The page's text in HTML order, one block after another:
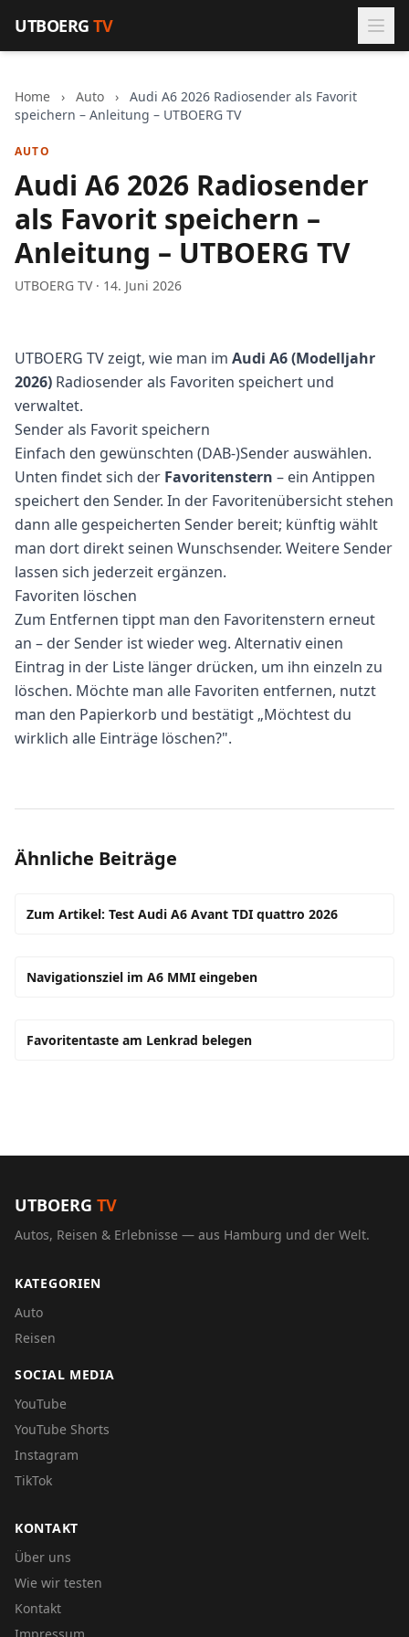
UTBOERGTV
Home › Auto ›
Audi A6 2026 Radiosender als Favorit
speichern – Anleitung – UTBOERG TV
AUTO
Audi A6 2026 Radiosender
als Favorit speichern –
Anleitung – UTBOERG TV
UTBOERG TV · 14. Juni 2026
UTBOERG TV zeigt, wie man im Audi A6 (Modelljahr
2026) Radiosender als Favoriten speichert und
verwaltet.
Sender als Favorit speichern
Einfach den gewünschten (DAB-)Sender auswählen.
Unten findet sich der Favoritenstern – ein Antippen
speichert den Sender. In der Favoritenübersicht stehen
dann alle gespeicherten Sender bereit; künftig wählt
man dort direkt seinen Wunschsender. Weitere Sender
lassen sich jederzeit ergänzen.
Favoriten löschen
Zum Entfernen tippt man den Favoritenstern erneut
an – der Sender ist wieder weg. Alternativ einen
Eintrag in der Liste länger drücken, um ihn einzeln zu
löschen. Möchte man alle Favoriten entfernen, nutzt
man den Papierkorb und bestätigt „Möchtest du
wirklich alle Einträge löschen?".
Ähnliche Beiträge
Zum Artikel: Test Audi A6 Avant TDI quattro 2026
Navigationsziel im A6 MMI eingeben
Favoritentaste am Lenkrad belegen
UTBOERG TV
Autos, Reisen & Erlebnisse — aus Hamburg und der Welt.
KATEGORIEN
Auto
Reisen
SOCIAL MEDIA
YouTube
YouTube Shorts
Instagram
TikTok
KONTAKT
Über uns
Wie wir testen
Kontakt